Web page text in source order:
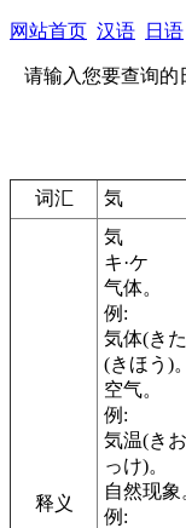
网站首页 汉语 日语
请输入您要查询的
词汇 気
释义
気
キ·ケ
气体。
例:
気体(き
(きほう)。
空气。
例:
気温(き
っけ)。
自然现象
例: